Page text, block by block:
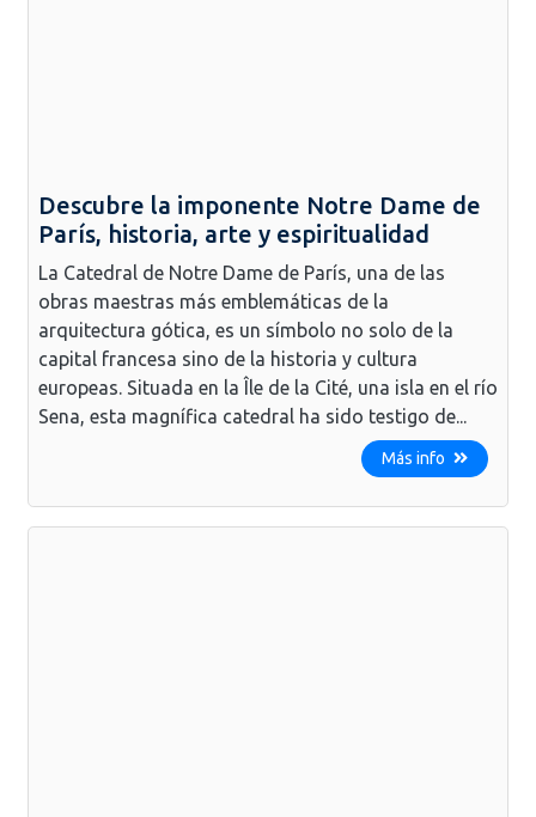
Descubre la imponente Notre Dame de
París, historia, arte y espiritualidad
La Catedral de Notre Dame de París, una de las
obras maestras más emblemáticas de la
arquitectura gótica, es un símbolo no solo de la
capital francesa sino de la historia y cultura
europeas. Situada en la Île de la Cité, una isla en el río
Sena, esta magnífica catedral ha sido testigo de...
Más info